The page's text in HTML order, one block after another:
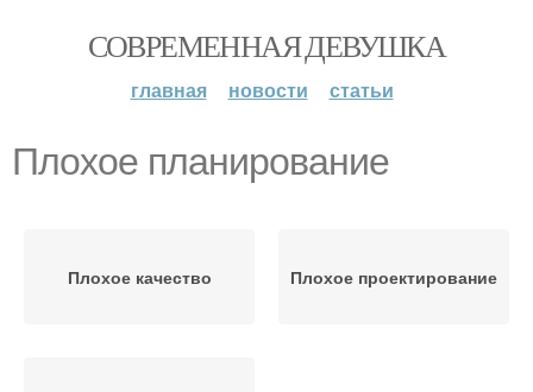
СОВРЕМЕННАЯ ДЕВУШКА
главная новости статьи
Плохое планирование
Плохое качество Плохое проектирование